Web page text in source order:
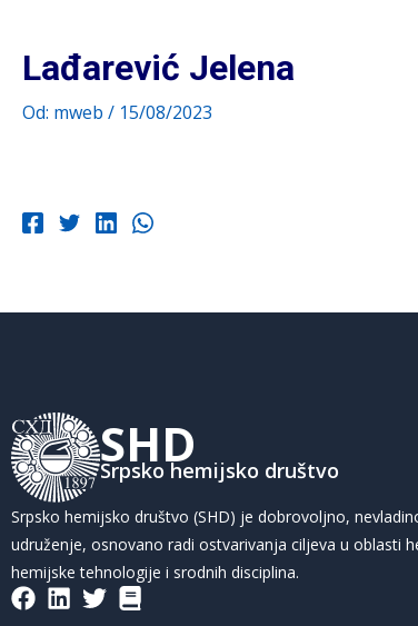
Lađarević Jelena
Od: mweb / 15/08/2023
SHD
Srpsko hemijsko društvo
Srpsko hemijsko društvo (SHD) je dobrovoljno,
udruženje, osnovano radi ostvarivanja ciljeva u oblasti
hemijske tehnologije i srodnih disciplina.